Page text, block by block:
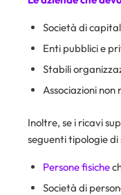
Società di
Enti pubblici e
Stabili
Associazioni non
Inoltre, se i ricavi
seguenti tipologie di
Persone fisiche
Società di